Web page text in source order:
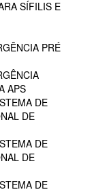
SÍFILIS E
PRÉ
APS
DE
DE
DE
DE
DE